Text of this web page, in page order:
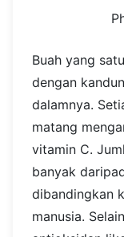
Buah yang
dengan
dalamnya.
matang
vitamin C.
banyak
dibandingkan
manusia.